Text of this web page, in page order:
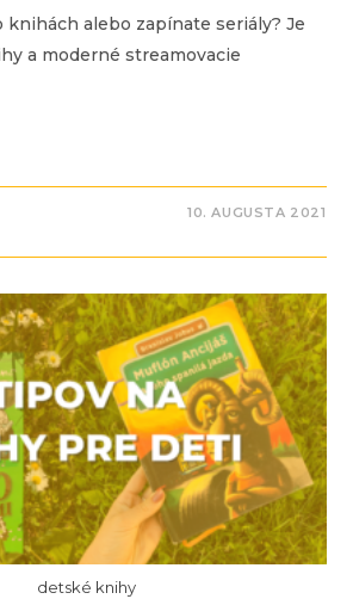
knihách alebo zapínate seriály? Je
a moderné streamovacie
10. AUGUSTA 2021
detské knihy